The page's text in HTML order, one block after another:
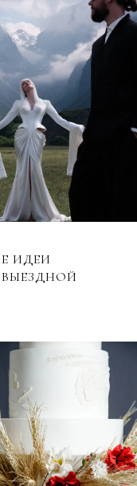
ИДЕИ